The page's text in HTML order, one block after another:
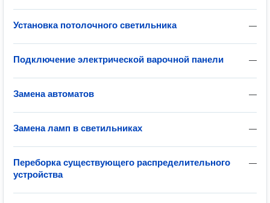
—
Установка потолочного светильника
—
Подключение электрической варочной панели
—
Замена автоматов
—
Замена ламп в светильниках
—
Переборка существующего распределительного
устройства